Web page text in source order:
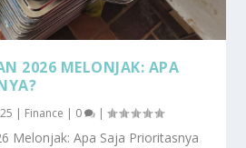
2026 MELONJAK: APA
| Finance | 0 |
Melonjak: Apa Saja Prioritasnya